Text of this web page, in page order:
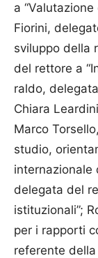
a
Fiorini,
sviluppo della
del rettore a
raldo,
Chiara
Marco
studio,
internazionale
delegata del
istituzionali”;
per i rapporti
referente